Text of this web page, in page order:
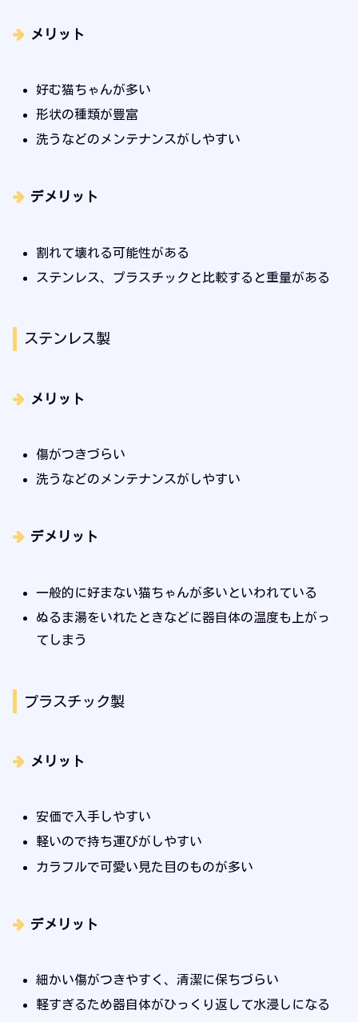
メリット
好む猫ちゃんが多い
形状の種類が豊富
洗うなどのメンテナンスがしやすい
デメリット
割れて壊れる可能性がある
ステンレス、プラスチックと比較すると重量がある
ステンレス製
メリット
傷がつきづらい
洗うなどのメンテナンスがしやすい
デメリット
一般的に好まない猫ちゃんが多いといわれている
ぬるま湯をいれたときなどに器自体の温度も上がっ
てしまう
プラスチック製
メリット
安価で入手しやすい
軽いので持ち運びがしやすい
カラフルで可愛い見た目のものが多い
デメリット
細かい傷がつきやすく、清潔に保ちづらい
軽すぎるため器自体がひっくり返して水浸しになる